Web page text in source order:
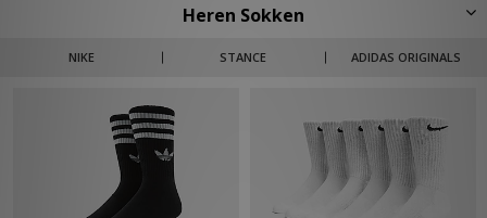
Heren Sokken
NIKE STANCE ADIDAS ORIGINALS
Slip in comfort met onze selectie aan heren sokken van merken als
Stance, Nike, en adidas Originals.